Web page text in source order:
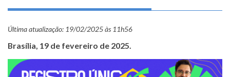
se
Fale
Conosco
Transparência
Última atualização: 19/02/2025 às 11h56
Brasília, 19 de fevereiro de 2025.